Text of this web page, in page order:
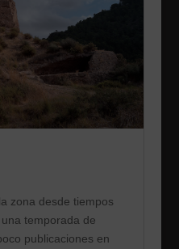
zona desde tiempos
temporada de
publicaciones en